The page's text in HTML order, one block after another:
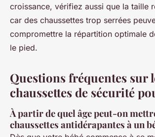
croissance, vérifiez aussi que la taille
car des chaussettes trop serrées
compromettre la répartition optimale
le pied.
Questions fréquentes sur
chaussettes de sécurité
À partir de quel âge peut-on
chaussettes antidérapantes à un